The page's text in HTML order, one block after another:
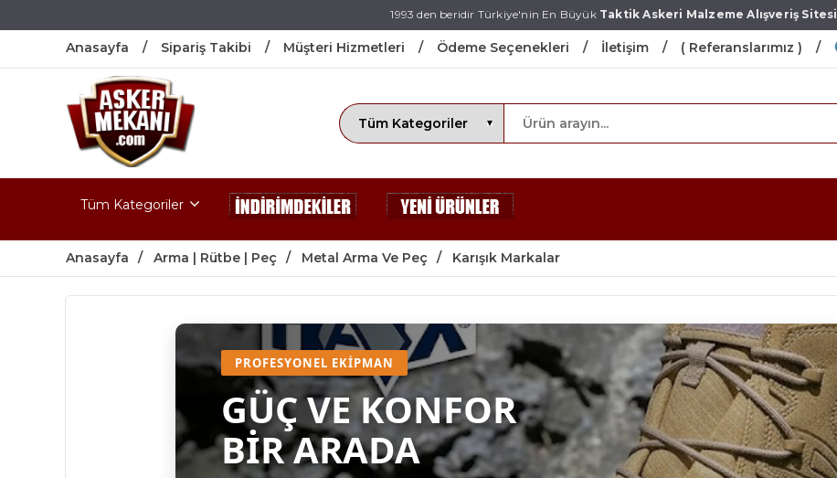
1993 den beridir Türkiye'nin En BüyükTaktik Askeri Malzeme Alışveriş Sitesi
Anasayfa Sipariş Takibi Müşteri Hizmetleri Ödeme Seçenekleri İletişim ( Referanslarımız )
Tüm Kategoriler
Anasayfa Arma | Rütbe | Peç Metal Arma Ve Peç Karışık Markalar
PROFESYONEL EKIPMAN
GÜÇ VE KONFOR
BİR ARADA